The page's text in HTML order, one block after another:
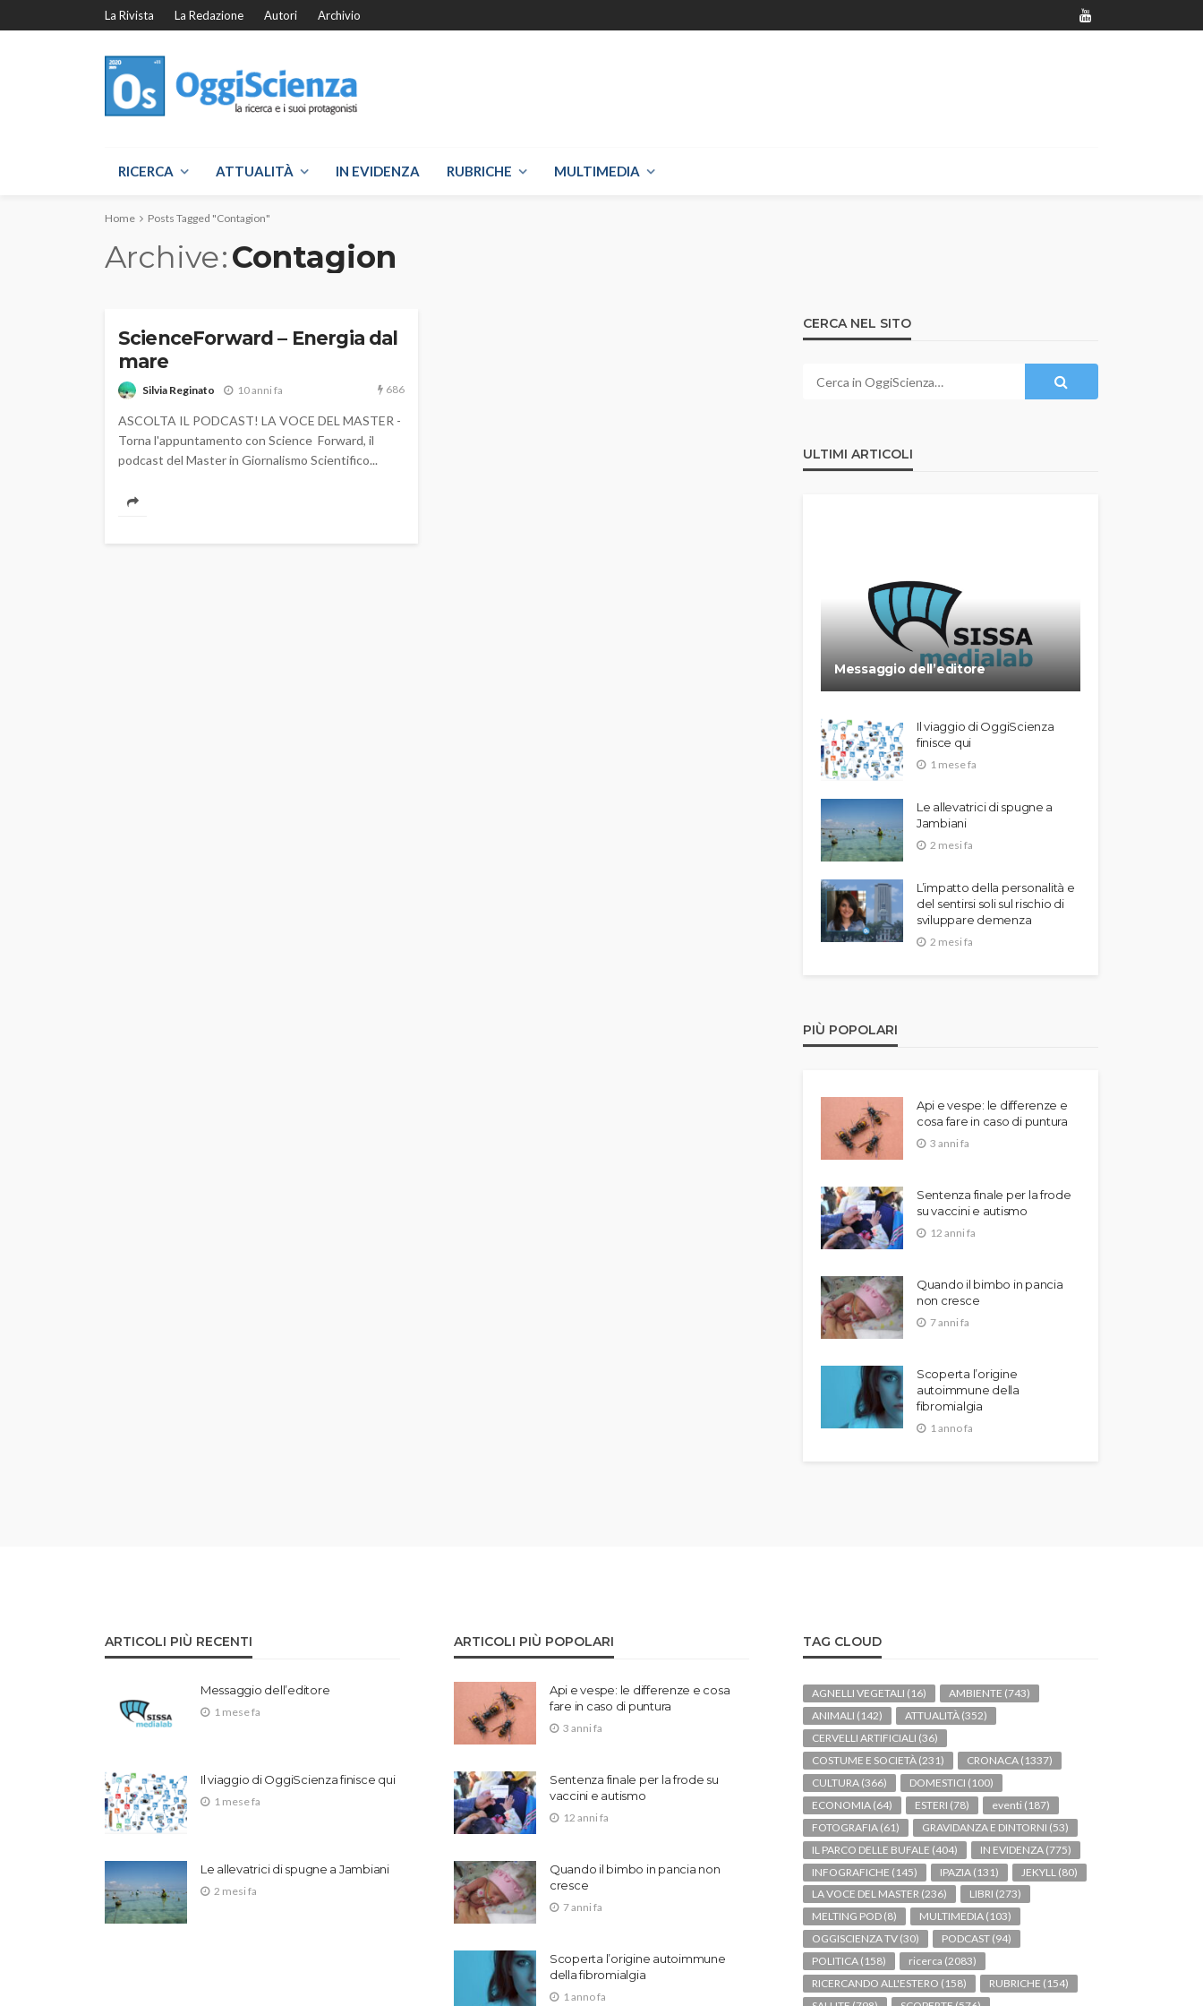
La Rivista La Redazione Autori Archivio
RICERCA ATTUALITÀ IN EVIDENZA RUBRICHE MULTIMEDIA
Home Posts Tagged "Contagion"
Archive Contagion
ScienceForward – Energia dal
mare
Silvia Reginato 10 anni fa 686
ASCOLTA IL PODCAST! LA VOCE DEL MASTER -
Torna l'appuntamento con Science Forward, il
podcast del Master in Giornalismo Scientifico...
CERCA NEL SITO
ULTIMI ARTICOLI
Messaggio dell’editore
Il viaggio di OggiScienza
finisce qui
1 mese fa
Le allevatrici di spugne a
Jambiani
2 mesi fa
L’impatto della personalità e
del sentirsi soli sul rischio di
sviluppare demenza
2 mesi fa
PIÙ POPOLARI
Api e vespe: le differenze e
cosa fare in caso di puntura
3 anni fa
Sentenza finale per la frode
su vaccini e autismo
12 anni fa
Quando il bimbo in pancia
non cresce
7 anni fa
Scoperta l’origine
autoimmune della
fibromialgia
1 anno fa
ARTICOLI PIÙ RECENTI
Messaggio dell’editore
1 mese fa
Il viaggio di OggiScienza finisce qui
1 mese fa
Le allevatrici di spugne a Jambiani
2 mesi fa
ARTICOLI PIÙ POPOLARI
Api e vespe: le differenze e cosa
fare in caso di puntura
3 anni fa
Sentenza finale per la frode su
vaccini e autismo
12 anni fa
Quando il bimbo in pancia non
cresce
7 anni fa
Scoperta l’origine autoimmune
della fibromialgia
1 anno fa
TAG CLOUD
AGNELLI VEGETALI (16) AMBIENTE (743)
ANIMALI (142) ATTUALITÀ (352)
CERVELLI ARTIFICIALI (36)
COSTUME E SOCIETÀ (231) CRONACA (1337)
CULTURA (366) DOMESTICI (100)
ECONOMIA (64) ESTERI (78) eventi (187)
FOTOGRAFIA (61) GRAVIDANZA E DINTORNI (53)
IL PARCO DELLE BUFALE (404) IN EVIDENZA (775)
INFOGRAFICHE (145) IPAZIA (131) JEKYLL (80)
LA VOCE DEL MASTER (236) LIBRI (273)
MELTING POD (8) MULTIMEDIA (103)
OGGISCIENZA TV (30) PODCAST (94)
POLITICA (158) ricerca (2083)
RICERCANDO ALL'ESTERO (158) RUBRICHE (154)